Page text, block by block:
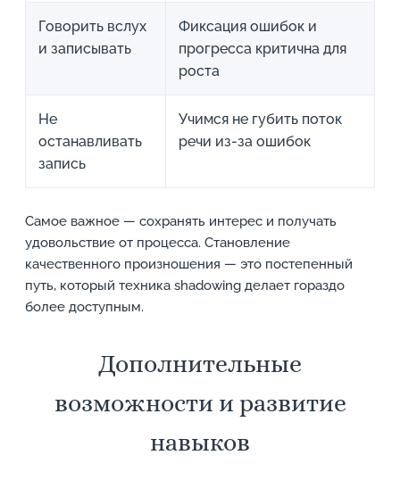
Говорить вслух
и записывать
Фиксация ошибок и
прогресса критична для
роста
Не
останавливать
запись
Учимся не губить поток
речи из-за ошибок
Самое важное — сохранять интерес и получать
удовольствие от процесса. Становление
качественного произношения — это постепенный
путь, который техника shadowing делает гораздо
более доступным.
Дополнительные
возможности и развитие
навыков